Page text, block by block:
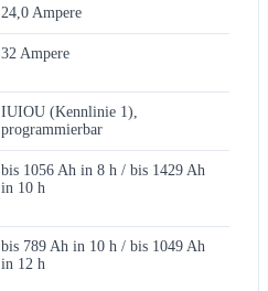
24,0 Ampere
32 Ampere
IUIOU (Kennlinie 1),
programmierbar
bis 1056 Ah in 8 h / bis 1429 Ah
in 10 h
bis 789 Ah in 10 h / bis 1049 Ah
in 12 h